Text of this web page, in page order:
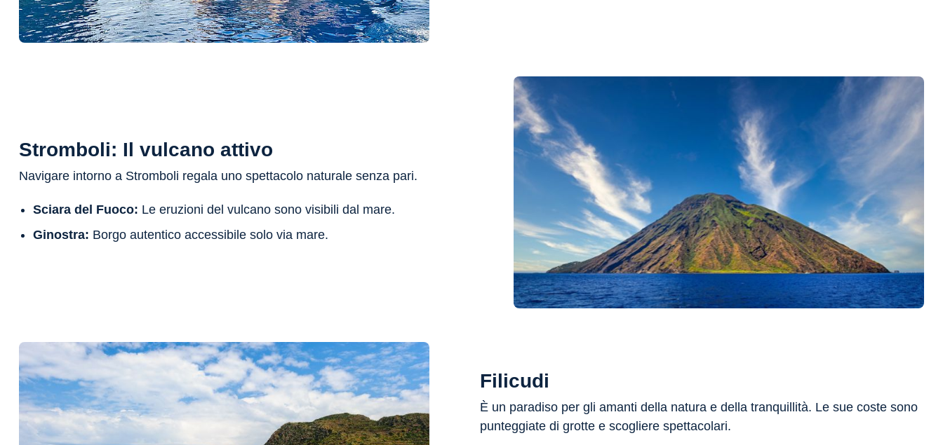
Stromboli: Il vulcano attivo
Navigare intorno a Stromboli regala uno spettacolo naturale senza pari.
Sciara del Fuoco: Le eruzioni del vulcano sono visibili dal mare.
Ginostra: Borgo autentico accessibile solo via mare.
Filicudi
È un paradiso per gli amanti della natura e della tranquillità. Le sue coste sono
punteggiate di grotte e scogliere spettacolari.